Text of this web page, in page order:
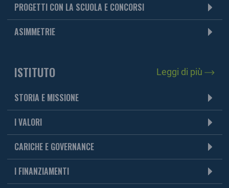
PROGETTI CON LA SCUOLA E CONCORSI
ASIMMETRIE
ISTITUTO Leggi di più
STORIA E MISSIONE
I VALORI
CARICHE E GOVERNANCE
I FINANZIAMENTI